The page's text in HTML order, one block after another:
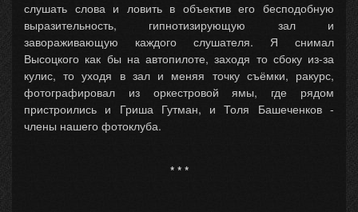
слушать слова и ловить в объектив его бесподобную
выразительность, гипнотизирующую зал и
завораживающую каждого слушателя. Я снимал
Высоцкого как бы на автопилоте, заходя то сбоку из-за
кулис, то уходя в зал и меняя точку съёмки, ракурс,
фотографировал из оркестровой ямы, где рядом
пристроились и Гриша Гутман, и Толя Башеченков -
члены нашего фотоклуба.
* * *